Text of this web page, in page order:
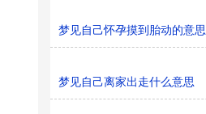
梦见自己怀孕摸到胎动的意思
梦见自己离家出走什么意思